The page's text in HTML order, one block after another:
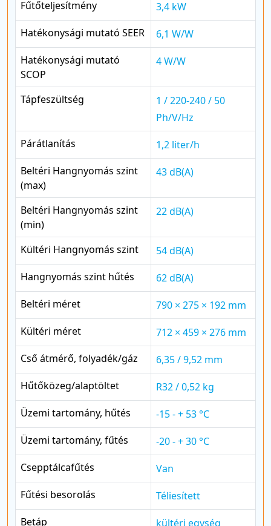
Fűtőteljesítmény
3,4 kW
Hatékonysági mutató SEER
6,1 W/W
Hatékonysági mutató
SCOP
4 W/W
Tápfeszültség
1 / 220-240 / 50
Ph/V/Hz
Párátlanítás
1,2 liter/h
Beltéri Hangnyomás szint
(max)
43 dB(A)
Beltéri Hangnyomás szint
(min)
22 dB(A)
Kültéri Hangnyomás szint
54 dB(A)
Hangnyomás szint hűtés
62 dB(A)
Beltéri méret
790 × 275 × 192 mm
Kültéri méret
712 × 459 × 276 mm
Cső átmérő, folyadék/gáz
6,35 / 9,52 mm
Hűtőközeg/alaptöltet
R32 / 0,52 kg
Üzemi tartomány, hűtés
-15 - + 53 °C
Üzemi tartomány, fűtés
-20 - + 30 °C
Csepptálcafűtés
Van
Fűtési besorolás
Téliesített
Betáp
kültéri egység